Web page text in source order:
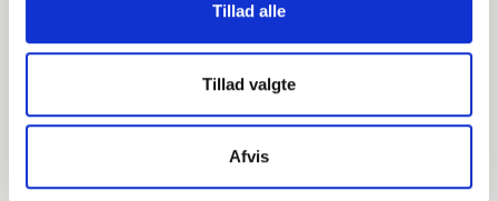
Tillad alle
Tillad valgte
Afvis
Alternative varer
030941027